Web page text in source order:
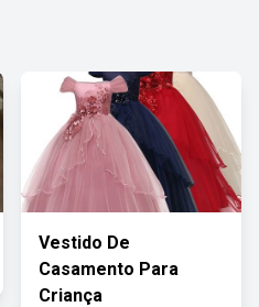
Vestido De
Casamento Para
Criança